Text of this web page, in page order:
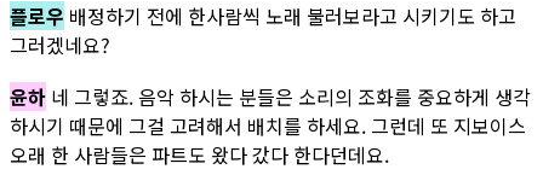
플로우 배정하기 전에 한사람씩 노래 불러보라고 시키기도 하고
그러겠네요?
윤하 네 그렇죠. 음악 하시는 분들은 소리의 조화를 중요하게 생각
하시기 때문에 그걸 고려해서 배치를 하세요. 그런데 또 지보이스
오래 한 사람들은 파트도 왔다 갔다 한다던데요.